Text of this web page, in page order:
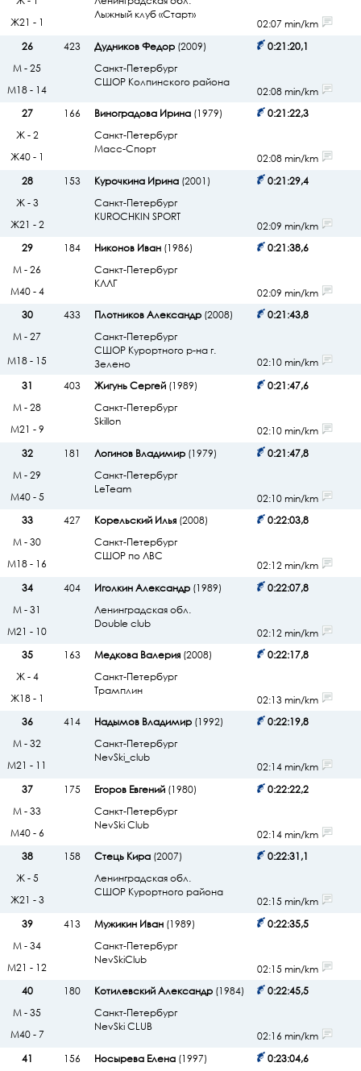
Лыжный клуб «Старт»
Ж21 - 1
02:07 min/km
26
423 Дудников Федор(2009)
Санкт-Петербург
СШОР Колпинского района
0:21:20,1
М - 25
М18 - 14
02:08 min/km
27
166 Виноградова Ирина(1979)
Санкт-Петербург
Масс-Спорт
0:21:22,3
Ж - 2
Ж40 - 1
02:08 min/km
28
153 Курочкина Ирина(2001)
Санкт-Петербург
KUROCHKIN SPORT
0:21:29,4
Ж - 3
Ж21 - 2
02:09 min/km
29
184 Никонов Иван(1986)
Санкт-Петербург
КЛЛГ
0:21:38,6
М - 26
М40 - 4
02:09 min/km
30
433 Плотников Александр(2008)
Санкт-Петербург
СШОР Курортного р-на г.
Зелено
0:21:43,8
М - 27
М18 - 15
02:10 min/km
31
403 Жигунь Сергей(1989)
Санкт-Петербург
Skillon
0:21:47,6
М - 28
М21 - 9
02:10 min/km
32
181 Логинов Владимир(1979)
Санкт-Петербург
LeTeam
0:21:47,8
М - 29
М40 - 5
02:10 min/km
33
427 Корельский Илья(2008)
Санкт-Петербург
СШОР по ЛВС
0:22:03,8
М - 30
М18 - 16
02:12 min/km
34
404 Иголкин Александр(1989)
Ленинградская обл.
Double club
0:22:07,8
М - 31
М21 - 10
02:12 min/km
35
163 Медкова Валерия(2008)
Санкт-Петербург
Трамплин
0:22:17,8
Ж - 4
Ж18 - 1
02:13 min/km
36
414 Надымов Владимир(1992)
Санкт-Петербург
NevSki_club
0:22:19,8
М - 32
М21 - 11
02:14 min/km
37
175 Егоров Евгений(1980)
Санкт-Петербург
NevSki Club
0:22:22,2
М - 33
М40 - 6
02:14 min/km
38
158 Стець Кира(2007)
Ленинградская обл.
СШОР Курортного района
0:22:31,1
Ж - 5
Ж21 - 3
02:15 min/km
39
413 Мужикин Иван(1989)
Санкт-Петербург
NevSkiClub
0:22:35,5
М - 34
М21 - 12
02:15 min/km
40
180 Котилевский Александр(1984)
Санкт-Петербург
NevSki CLUB
0:22:45,5
М - 35
М40 - 7
02:16 min/km
41
156 Носырева Елена(1997)
0:23:04,6